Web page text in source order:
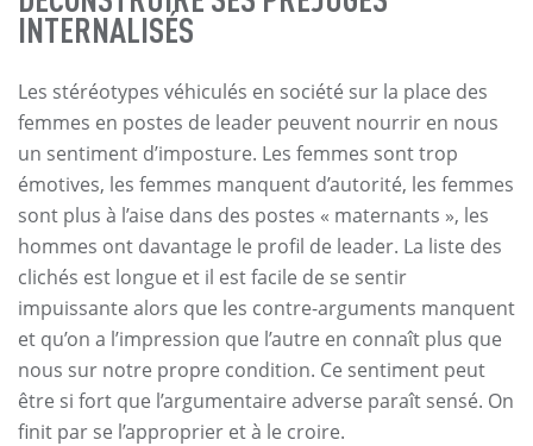
INTERNALISÉS
Les stéréotypes véhiculés en société sur la place des
femmes en postes de leader peuvent nourrir en nous
un sentiment d’imposture. Les femmes sont trop
émotives, les femmes manquent d’autorité, les femmes
sont plus à l’aise dans des postes « maternants », les
hommes ont davantage le profil de leader. La liste des
clichés est longue et il est facile de se sentir
impuissante alors que les contre-arguments manquent
et qu’on a l’impression que l’autre en connaît plus que
nous sur notre propre condition. Ce sentiment peut
être si fort que l’argumentaire adverse paraît sensé. On
finit par se l’approprier et à le croire.